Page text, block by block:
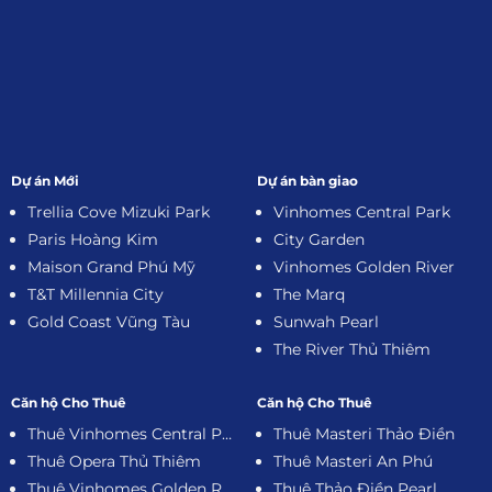
Dự án Mới
Trellia Cove Mizuki Park
Paris Hoàng Kim
Maison Grand Phú Mỹ
T&T Millennia City
Gold Coast Vũng Tàu
Dự án bàn giao
Vinhomes Central Park
City Garden
Vinhomes Golden River
The Marq
Sunwah Pearl
The River Thủ Thiêm
Căn hộ Cho Thuê
Thuê Vinhomes Central Park
Thuê Opera Thủ Thiêm
Căn hộ Cho Thuê
Thuê Masteri Thảo Điền
Thuê Masteri An Phú